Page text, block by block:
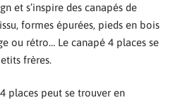
et s’inspire des canapés de
formes épurées, pieds en bois
ou rétro… Le canapé 4 places se
frères.
places peut se trouver en